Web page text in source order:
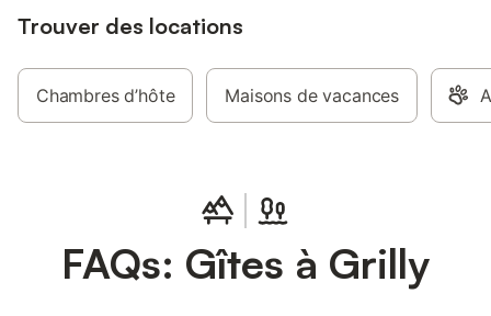
Trouver des locations
Chambres d’hôte Maisons de vacances
FAQs: Gîtes à Grilly